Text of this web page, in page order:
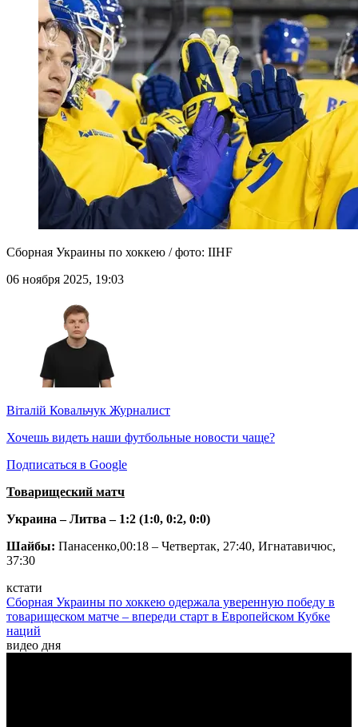
Сборная Украины по хоккею / фото: IIHF
06 ноября 2025, 19:03
Віталій Ковальчук Журналист
Хочешь видеть наши футбольные новости чаще?
Подписаться в Google
Товарищеский матч
Украина – Литва – 1:2 (1:0, 0:2, 0:0)
Шайбы: Панасенко,00:18 – Четвертак, 27:40, Игнатавичюс,
37:30
кстати
Сборная Украины по хоккею одержала уверенную победу в
товарищеском матче – впереди старт в Европейском Кубке
наций
видео дня